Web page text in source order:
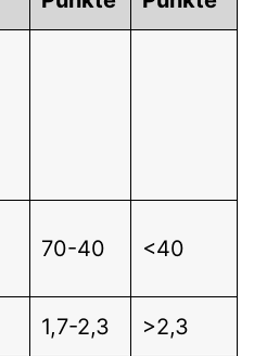
70-40 <40
1,7-2,3 >2,3